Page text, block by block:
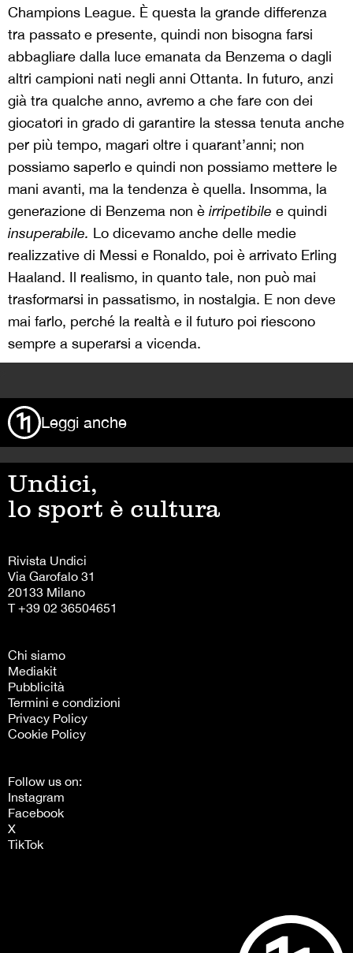
Champions League. È questa la grande differenza
tra passato e presente, quindi non bisogna farsi
abbagliare dalla luce emanata da Benzema o dagli
altri campioni nati negli anni Ottanta. In futuro, anzi
già tra qualche anno, avremo a che fare con dei
giocatori in grado di garantire la stessa tenuta anche
per più tempo, magari oltre i quarant’anni; non
possiamo saperlo e quindi non possiamo mettere le
mani avanti, ma la tendenza è quella. Insomma, la
generazione di Benzema non è irripetibile e quindi
insuperabile. Lo dicevamo anche delle medie
realizzative di Messi e Ronaldo, poi è arrivato Erling
Haaland. Il realismo, in quanto tale, non può mai
trasformarsi in passatismo, in nostalgia. E non deve
mai farlo, perché la realtà e il futuro poi riescono
sempre a superarsi a vicenda.
Leggi anche
Undici,
lo sport è cultura
Rivista Undici
Via Garofalo 31
20133 Milano
T +39 02 36504651
Chi siamo
Mediakit
Pubblicità
Termini e condizioni
Privacy Policy
Cookie Policy
Follow us on:
Instagram
Facebook
X
TikTok